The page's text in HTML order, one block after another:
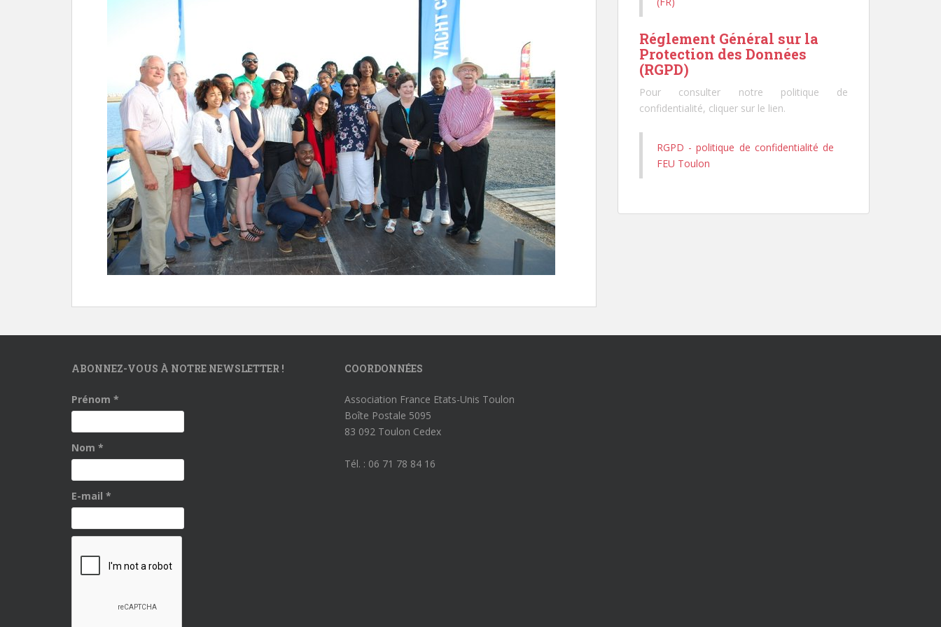
Réglement Général sur la
Protection des Données
(RGPD)
Pour consulter notre politique de
confidentialité, cliquer sur le lien.
RGPD - politique de confidentialité de
FEU Toulon
ABONNEZ-VOUS À NOTRE NEWSLETTER !
Prénom *
Nom *
E-mail *
COORDONNÉES
Association France Etats-Unis Toulon
Boîte Postale 5095
83 092 Toulon Cedex
Tél. : 06 71 78 84 16